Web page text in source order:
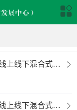
【第三批黑龙江省一流本科课程——线上线下混合式一流课程】农业经济管理
【第三批黑龙江省一流本科课程——线上线下混合式一流课程】种子学